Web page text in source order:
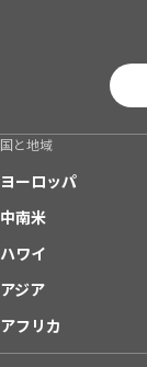
国と地域
ヨーロッパ
中南米
ハワイ
アジア
アフリカ